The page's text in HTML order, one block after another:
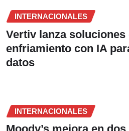
INTERNACIONALES
Vertiv lanza soluciones
enfriamiento con IA
datos
INTERNACIONALES